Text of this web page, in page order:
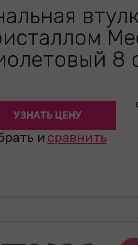
8
УЗНАТЬ ЦЕНУ
и сравнить